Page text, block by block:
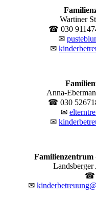
Wartiner
☎ 030
✉
✉
Anna-
☎ 030
✉
✉
Familienzentrum
☎
✉